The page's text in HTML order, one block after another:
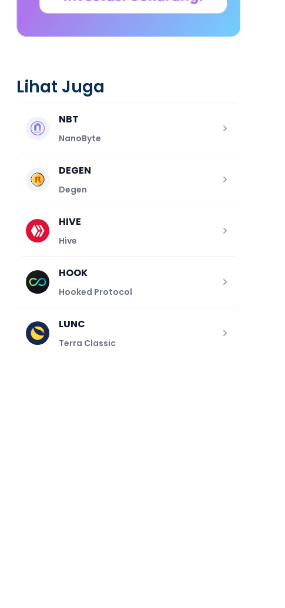
Lihat Juga
NBT
NanoByte
DEGEN
Degen
HIVE
Hive
HOOK
Hooked Protocol
LUNC
Terra Classic